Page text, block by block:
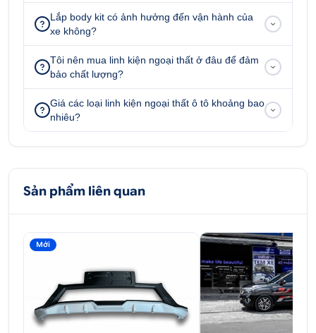
51 - 55 Đường số 7, P.An Lạc A, Q.Bình Tân, Tp.HCM
347 Quốc lộ 13, P. Hiệp Bình Phước, Q.Thủ Đức,
Tp.HCM
51/1A Đại lộ Bình Dương, KP.Bình Giao, P.Thuận Giao,
Lắp body kit có ảnh hưởng đến vận hành của
xe không?
Tôi nên mua linh kiện ngoại thất ở đâu để đảm
bảo chất lượng?
Giá các loại linh kiện ngoại thất ô tô khoảng bao
nhiêu?
Sản phẩm liên quan
Mới